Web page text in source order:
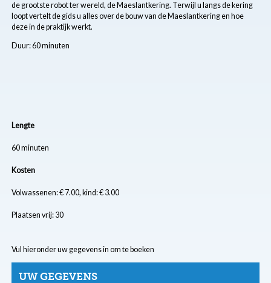
de grootste robot ter wereld, de Maeslantkering. Terwijl u langs de kering
loopt vertelt de gids u alles over de bouw van de Maeslantkering en hoe
deze in de praktijk werkt.
Duur: 60 minuten
Lengte
60 minuten
Kosten
Volwassenen: € 7.00, kind: € 3.00
Plaatsen vrij: 30
Vul hieronder uw gegevens in om te boeken
UW GEGEVENS